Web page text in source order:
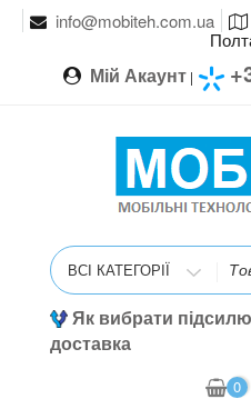
info@mobiteh.com.ua
Мій Акаунт |
Search
for
Як вибрати
доставка
0